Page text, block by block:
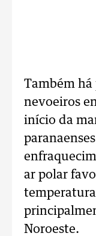
Também há
nevoeiros
início da
ar polar
Noroeste.